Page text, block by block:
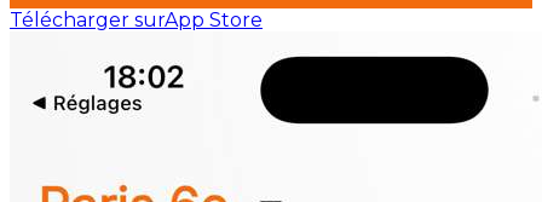
Télécharger surApp Store